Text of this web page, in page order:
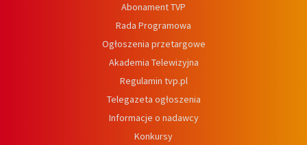
Abonament TVP
Rada Programowa
Ogłoszenia przetargowe
Akademia Telewizyjna
Regulamin tvp.pl
Telegazeta ogłoszenia
Informacje o nadawcy
Konkursy